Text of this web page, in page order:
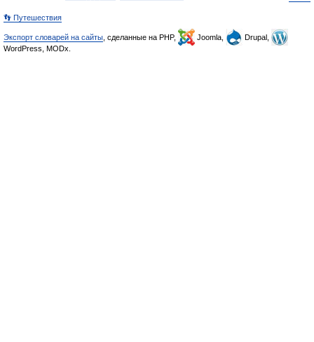
👣 Путешествия
Экспорт словарей на сайты , сделанные на PHP, Joomla,
Drupal,
WordPress, MODx.